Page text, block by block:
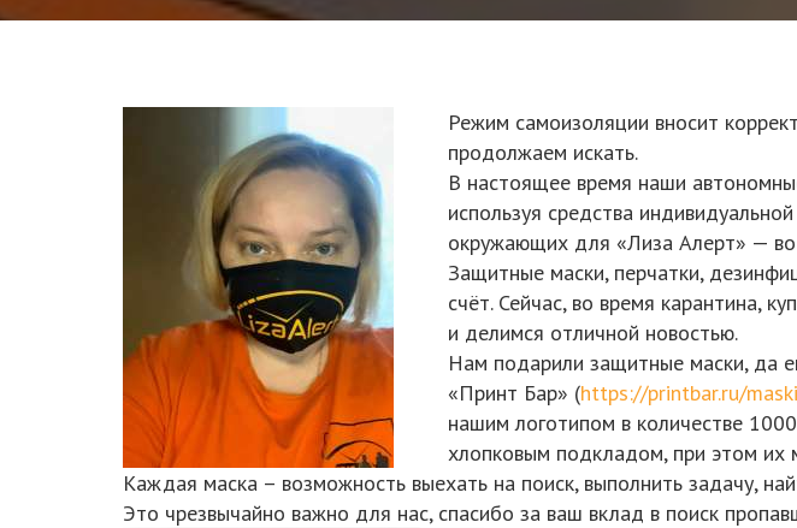
Режим самоизоляции вносит
продолжаем искать.
В настоящее время наши
используя средства
окружающих для «Лиза Алерт» — во
Защитные маски, перчатки,
счёт. Сейчас, во время карантина,
и делимся отличной новостью.
Нам подарили защитные маски, да
«Принт Бар» (https://printbar.ru/
нашим логотипом в количестве
хлопковым подкладом, при этом их
Каждая маска – возможность выехать на поиск, выполнить задачу,
Это чрезвычайно важно для нас, спасибо за ваш вклад в поиск